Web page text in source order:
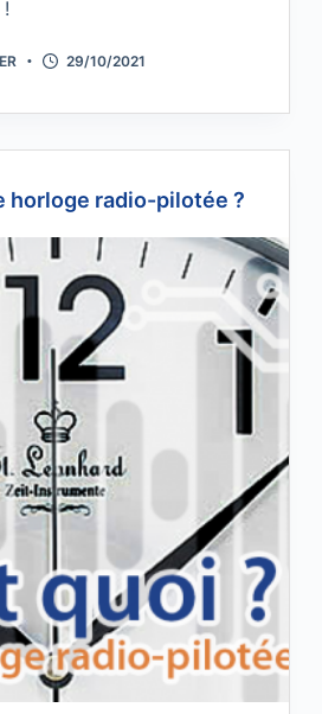
29/10/2021
horloge radio-pilotée ?